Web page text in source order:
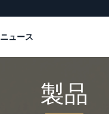
ニュース
製品